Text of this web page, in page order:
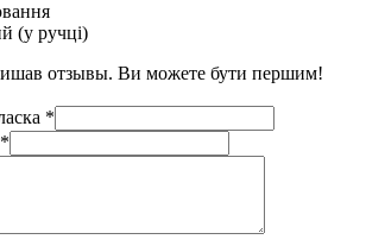
(у ручці)
отзывы. Ви можете бути першим!
*
*